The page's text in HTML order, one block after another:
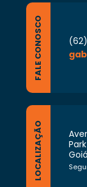
FALE CONOSCO
LOCALIZAÇÃO